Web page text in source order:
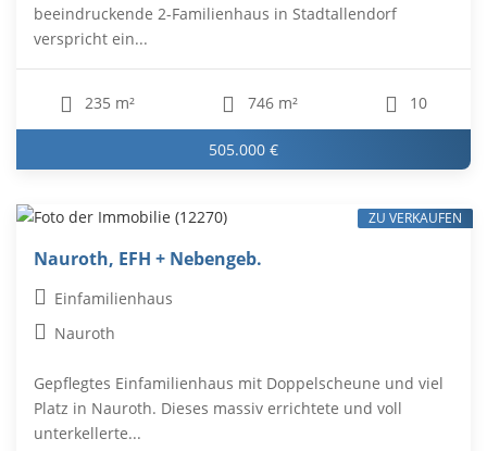
beeindruckende 2-Familienhaus in Stadtallendorf
verspricht ein...
235 m² 746 m² 10
505.000 €
Nauroth, EFH + Nebengeb.
Einfamilienhaus
Nauroth
Gepflegtes Einfamilienhaus mit Doppelscheune und viel
Platz in Nauroth. Dieses massiv errichtete und voll
unterkellerte...
ZU VERKAUFEN